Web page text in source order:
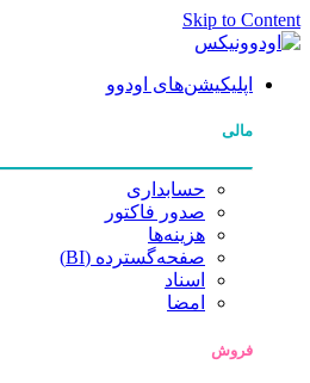
Skip to Content
اپلیکیشن‌های اودوو
مالی
حسابداری
صدور فاکتور
هزینه‌ها
صفحه‌گسترده (BI)
اسناد
امضا
فروش